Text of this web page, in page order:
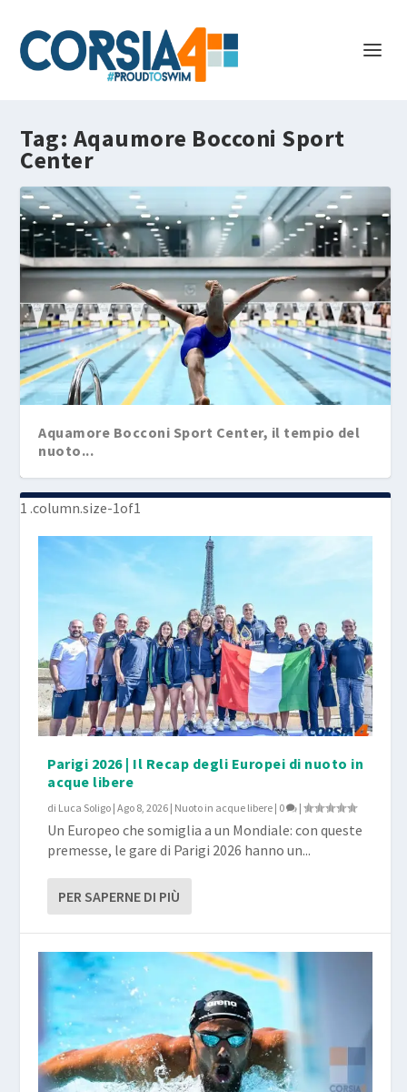
Tag: Aqaumore Bocconi Sport
Center
Aquamore Bocconi Sport Center, il tempio del
nuoto...
Parigi 2026 | Il Recap degli Europei di nuoto in
acque libere
di Luca Soligo |Ago 8, 2026 | Nuoto in acque libere | 0 |
Un Europeo che somiglia a un Mondiale: con queste
premesse, le gare di Parigi 2026 hanno un...
PER SAPERNE DI PIÙ